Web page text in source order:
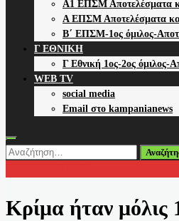
Α1 ΕΠΣΜ Αποτελέσματα
Α ΕΠΣΜ Αποτελέσματα
Β΄ ΕΠΣΜ-1ος όμιλος-
Γ ΕΘΝΙΚΗ
Γ Εθνική 1ος-2ος όμιλος-
WEB TV
social media
Email στο kampanianews
Αναζήτηση
Κρίμα ήταν μόλις